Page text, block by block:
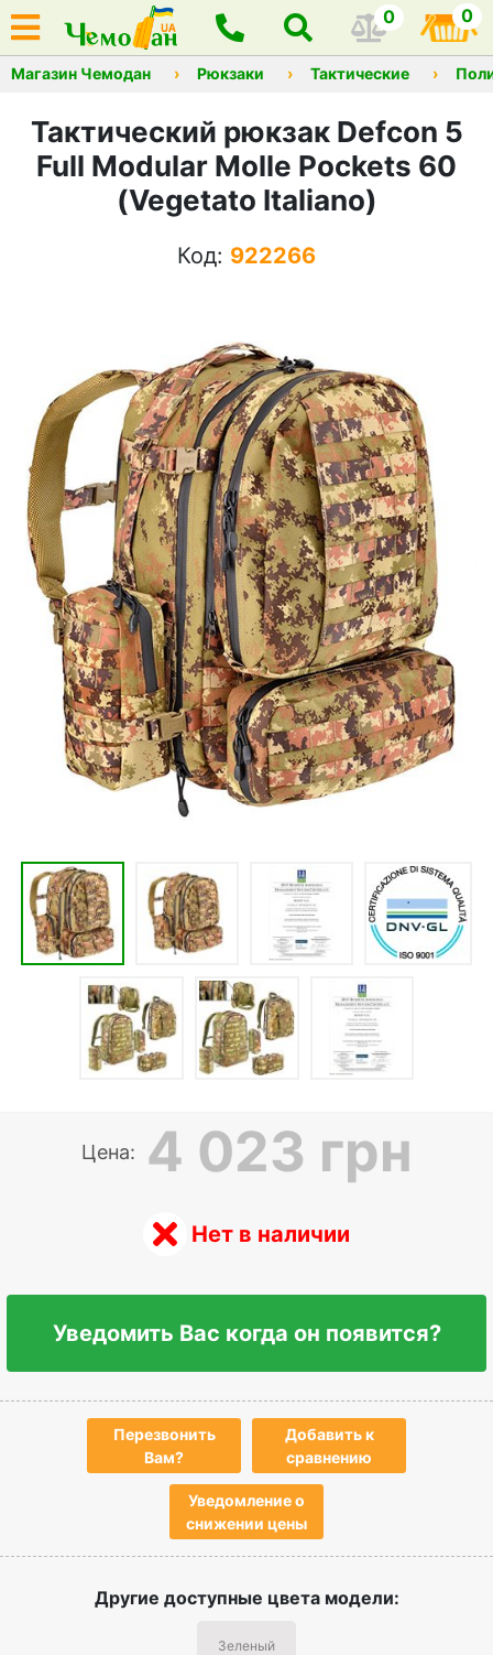
0 0
Магазин Чемодан Рюкзаки Тактические
Тактический рюкзак Defcon 5
Full Modular Molle Pockets 60
(Vegetato Italiano)
Код: 922266
Цена: 4 023 грн
Нет в наличии
Уведомить Вас когда он появится?
Перезвонить
Вам?
Добавить к
сравнению
Уведомление о
снижении цены
Другие доступные цвета модели:
Зеленый